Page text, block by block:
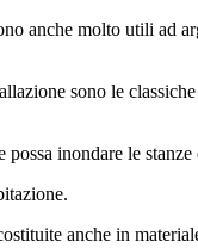
anche molto utili ad
sono le
possa inondare le
anche in